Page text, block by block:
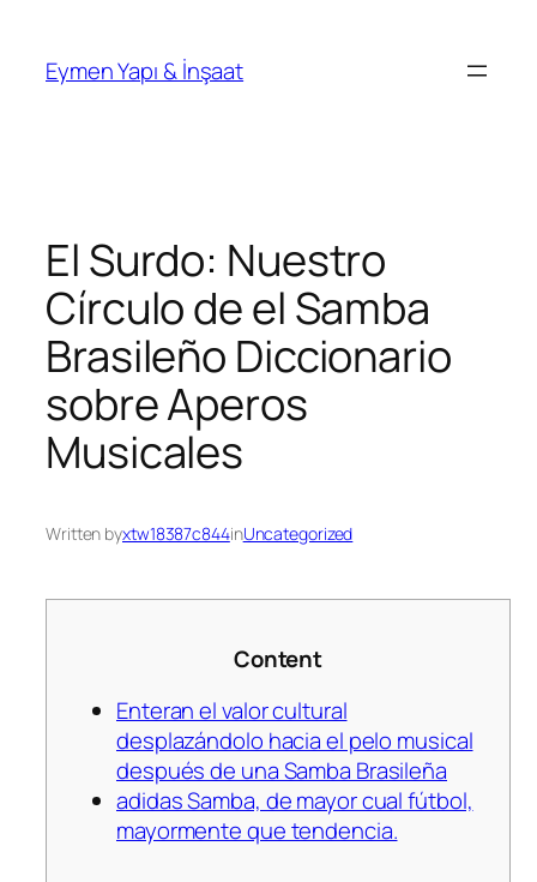
Eymen Yapı & İnşaat
El Surdo: Nuestro
Círculo de el Samba
Brasileño Diccionario
sobre Aperos
Musicales
Written byxtw18387c844inUncategorized
Content
Enteran el valor cultural
desplazándolo hacia el pelo musical
después de una Samba Brasileña
adidas Samba, de mayor cual fútbol,
mayormente que tendencia.